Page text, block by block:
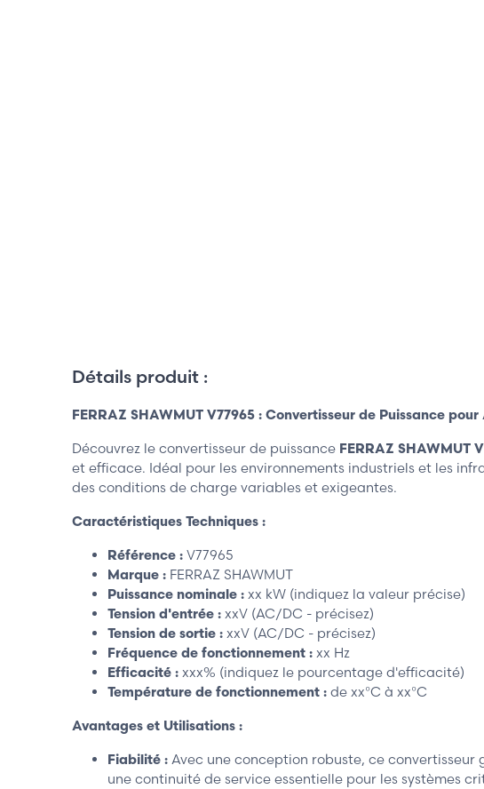
Détails produit :
FERRAZ SHAWMUT V77965 : Convertisseur de Puissance
Découvrez le convertisseur de puissance FERRAZ SHAWMUT
et efficace. Idéal pour les environnements industriels et les
des conditions de charge variables et exigeantes.
Caractéristiques Techniques :
Référence : V77965
Marque : FERRAZ SHAWMUT
Puissance nominale : xx kW (indiquez la valeur précise)
Tension d'entrée : xxV (AC/DC - précisez)
Tension de sortie : xxV (AC/DC - précisez)
Fréquence de fonctionnement : xx Hz
Efficacité : xxx% (indiquez le pourcentage d'efficacité)
Température de fonctionnement : de xx°C à xx°C
Avantages et Utilisations :
Fiabilité : Avec une conception robuste, ce
une continuité de service essentielle pour les systèmes